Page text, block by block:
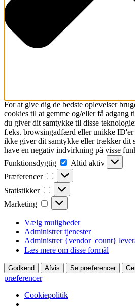
For at give dig de bedste oplevelser
cookies til at gemme og/eller få adgang
du giver dit samtykke til disse
f.eks. browsingadfærd eller unikke ID'er
ikke giver dit samtykke eller trækker dit
have en negativ indvirkning på visse
Funktionsdygtig
Funktionsdygtig
Altid aktiv
Præferencer
Præferencer
Statistikker Statistikker
Marketing Marketing
Vælg muligheder
Administrer tjenester
Administrer {vendor_count}
Læs mere om disse formål
Godkend Afvis Se præferencer
præferencer
Cookiepolitik